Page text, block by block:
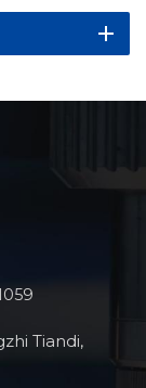
Tiandi,